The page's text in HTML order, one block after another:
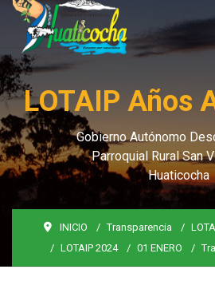
LOTAIP Años
Gobierno Autónomo
Parroquial Rural San
Huaticocha
INICIO Transparencia
LOTAIP 2024
01 ENERO